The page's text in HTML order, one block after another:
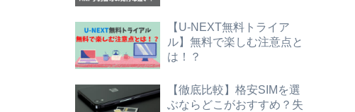
【U-NEXT無料トライア
ル】無料で楽しむ注意点と
は！？
【徹底比較】格安SIMを選
ぶならどこがおすすめ？失